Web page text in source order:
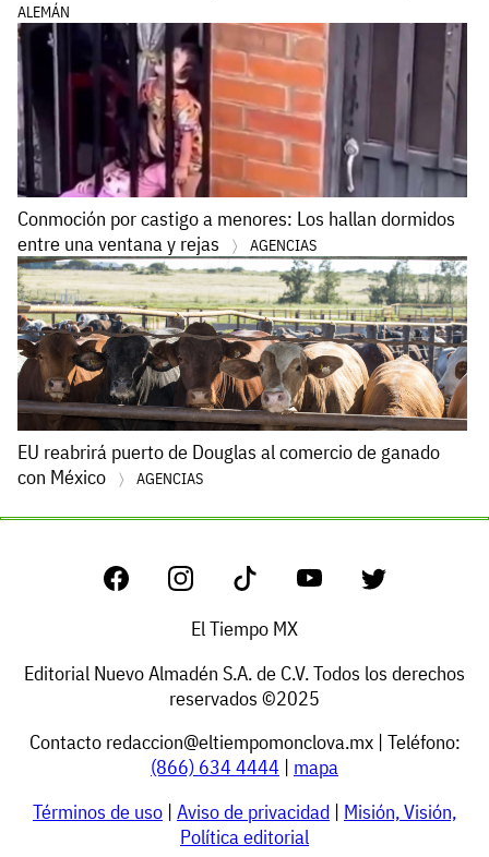
ALEMÁN
Conmoción por castigo a menores: Los hallan dormidos
entre una ventana y rejas
AGENCIAS
EU reabrirá puerto de Douglas al comercio de ganado
con México
AGENCIAS
El Tiempo MX
Editorial Nuevo Almadén S.A. de C.V. Todos los derechos
reservados ©2025
Contacto redaccion@eltiempomonclova.mx| Teléfono:
(866) 634 4444 | mapa
Términos de uso | Aviso de privacidad | Misión, Visión,
Política editorial